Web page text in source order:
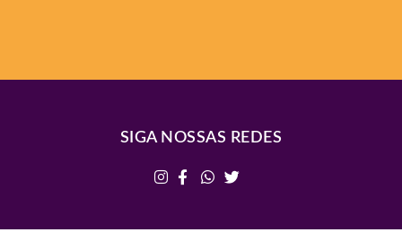
SIGA NOSSAS REDES